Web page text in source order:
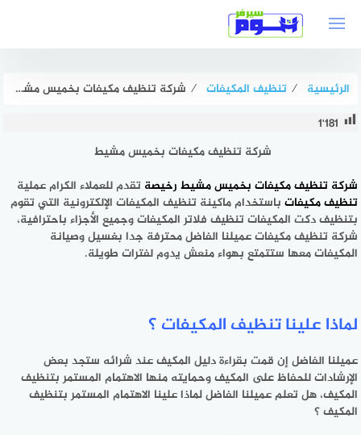
الرئيسية ⁄ تنظيف المكيفات ⁄ شركة تنظيف مكيفات بخميس مشيط رخيصة إتصل الآن بنا | هوم سيرفر
1٬181
شركة تنظيف مكيفات بخميس مشيط
شركة تنظيف مكيفات بخميس مشيط رخيصة تقدم للعملاء الكرام عملية
تنظيف مكيفات باستخدام ماكينة تنظيف المكيفات الإلكترونية التي تقوم
بتنظيف دكت المكيفات تنظيف فلاتر المكيفات وجميع الأجزاء باحترافية،
شركة تنظيف مكيفات عميلنا الفاضل محترفة جدا بغسيل وصيانة
المكيفات معها ستتمتع بهواء منعش يدوم لفترات طويلة.
لماذا علينا تنظيف المكيفات ؟
عميلنا الفاضل إن قمت بقراءة دليل المكيف عند شرائه ستجد بعض
الإرشادات للحفاظ على المكيف وحمايته منها الاهتمام المستمر بتنظيف
المكيف، هل تعلم عميلنا الفاضل لماذا علينا الاهتمام المستمر بتنظيف
المكيف ؟